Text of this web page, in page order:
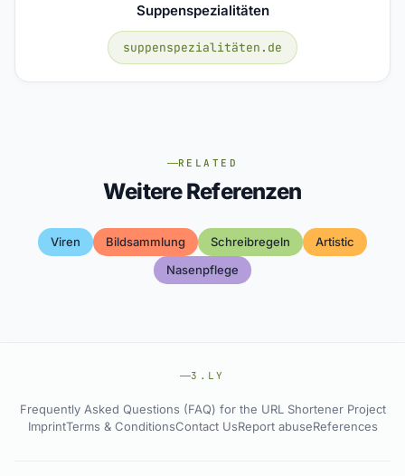
Suppenspezialitäten
suppenspezialitäten.de
RELATED
Weitere Referenzen
Viren Bildsammlung Schreibregeln
Artistic
Nasenpflege
3.LY
Frequently Asked Questions (FAQ) for the URL Shortener Project
ImprintTerms & ConditionsContact UsReport abuseReferences